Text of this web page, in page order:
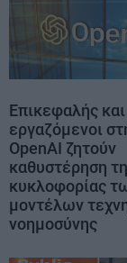
Επικεφαλής και
εργαζόμενοι
OpenAI ζητούν
καθυστέρηση
κυκλοφορίας
μοντέλων
νοημοσύνης